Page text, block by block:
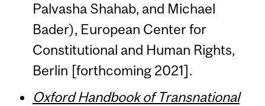
Palvasha Shahab, and Michael
Bader), European Center for
Constitutional and Human Rights,
Berlin [forthcoming 2021].
Oxford Handbook of Transnational